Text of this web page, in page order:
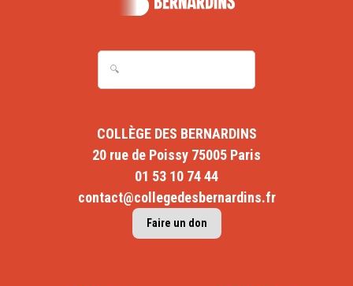
COLLÈGE DES BERNARDINS
20 rue de Poissy 75005 Paris
01 53 10 74 44
contact@collegedesbernardins.fr
Faire un don